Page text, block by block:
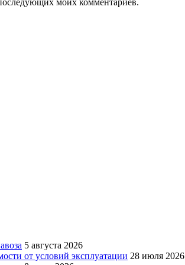
моих комментариев.
5 августа 2026
от условий эксплуатации 28 июля 2026